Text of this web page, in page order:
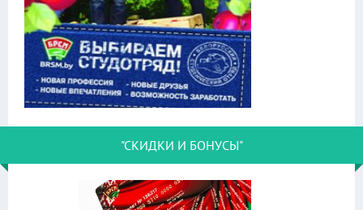
"СКИДКИ И БОНУСЫ"